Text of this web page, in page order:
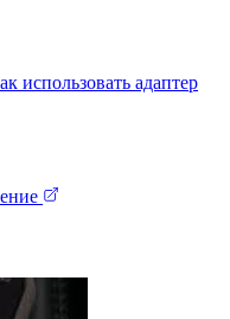
использовать адаптер